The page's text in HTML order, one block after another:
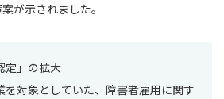
が示されました。
定」の拡大
を対象としていた、障害者雇用に関す